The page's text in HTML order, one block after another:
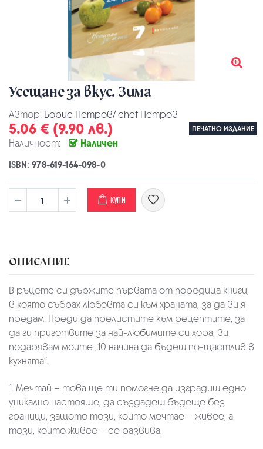
Усещане за вкус. Зима
Автор: Борис Петров/ chef Петров
5.06 € (9.90 лв.) ПЕЧАТНО ИЗДАНИЕ
Наличност: Наличен
ISBN:978-619-164-098-0
КУПИ
ОПИСАНИЕ
В ръцете си държите първата от поредица книги,
в която събрах любовта си към храната, за да ви я
предам. Преди да прелистите към рецептите, за
да ги приготвите за най-любимите си хора, ви
подарявам моите „10 начина да бъдеш по-щастлив в
кухнята”.
1. Мечтай – това ще ти помогне да изградиш едно
уникално настояще, да създадеш бъдеще без
граници, защото този, който мечтае – живее, a
този, който живее – се развива.